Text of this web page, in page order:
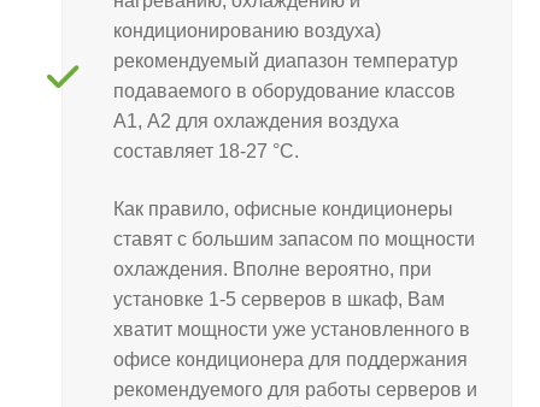
кондиционированию воздуха)
рекомендуемый диапазон температур
подаваемого в оборудование классов
А1, А2 для охлаждения воздуха
составляет 18-27 °С.
Как правило, офисные кондиционеры
ставят с большим запасом по мощности
охлаждения. Вполне вероятно, при
установке 1-5 серверов в шкаф, Вам
хватит мощности уже установленного в
офисе кондиционера для поддержания
рекомендуемого для работы серверов и